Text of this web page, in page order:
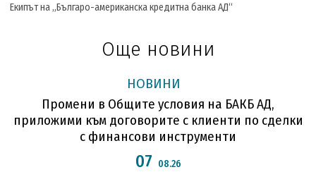
Екипът на „Българо-американска кредитна банка АД“
Още новини
НОВИНИ
Промени в Общите условия на БАКБ АД,
приложими към договорите с клиенти по сделки
с финансови инструменти
07 08.26